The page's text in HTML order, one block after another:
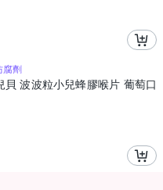
腐劑
貝 波波粒小兒蜂膠喉片 葡萄口